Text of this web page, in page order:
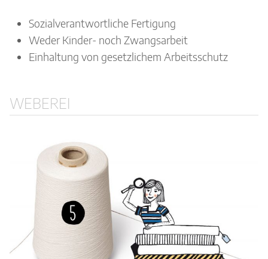
Sozialverantwortliche Fertigung
Weder Kinder- noch Zwangsarbeit
Einhaltung von gesetzlichem Arbeitsschutz
WEBEREI